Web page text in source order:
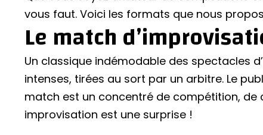
vous faut. Voici les formats que nous
Le match
Un classique indémodable des spectacles
intenses, tirées au sort par un arbitre. Le
match est un concentré de compétition, de
improvisation est une surprise !